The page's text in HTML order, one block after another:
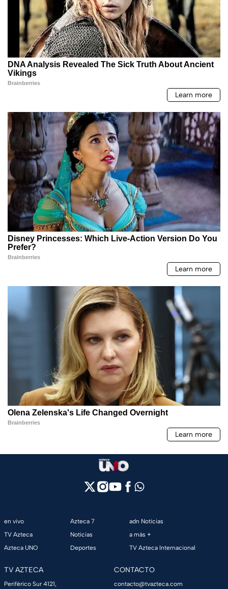
en vivo
TV Azteca
Azteca UNO
Azteca 7
Noticias
Deportes
adn Noticias
a más +
TV Azteca Internacional
TV AZTECA
Periférico Sur 4121,
CONTACTO
contacto@tvazteca.com